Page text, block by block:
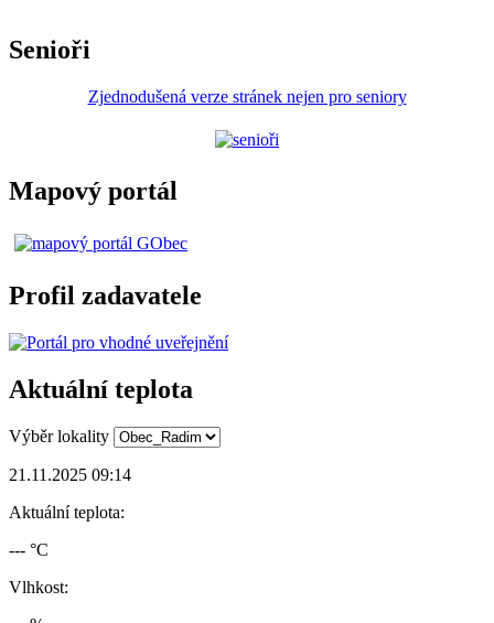
Senioři
Zjednodušená verze stránek nejen pro seniory
Mapový portál
Profil zadavatele
Aktuální teplota
Výběr lokality
21.11.2025 09:14
Aktuální teplota:
--- °C
Vlhkost: